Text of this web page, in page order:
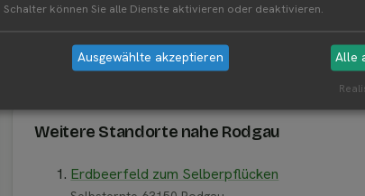
Weitere Standorte nahe Rodgau
Erdbeerfeld zum Selberpflücken
Schalter können Sie alle Dienste aktivieren oder deaktivieren.
Ausgewählte akzeptieren Alle